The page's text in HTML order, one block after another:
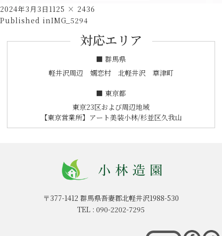
Posted
on
2024年3月3日 Full
size
1125 × 2436
投
ン
Published inIMG_5294
対応エリア
■ 群馬県
軽井沢周辺 嬬恋村 北軽井沢 草津町
■ 東京都
東京23区および周辺地域
【東京営業所】アート美装小林/杉並区久我山
〒377-1412 群馬県吾妻郡北軽井沢1988-530
TEL : 090-2202-7295